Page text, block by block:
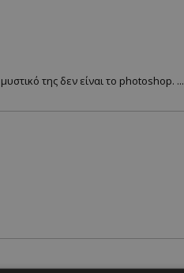
της δεν είναι το photoshop. ...